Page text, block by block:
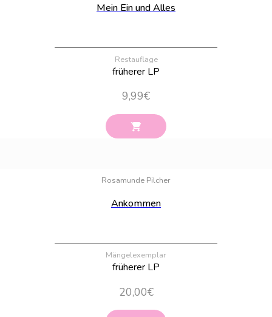
Mein Ein und Alles
Restauflage
früherer LP
9,99€
Rosamunde Pilcher
Ankommen
Mängelexemplar
früherer LP
20,00€